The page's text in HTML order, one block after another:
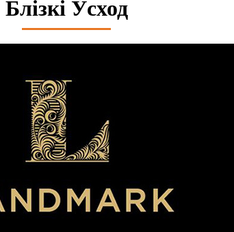
Блізкі Ўсход